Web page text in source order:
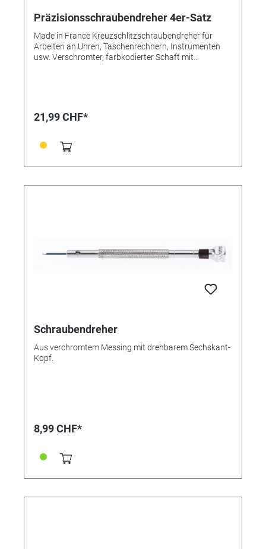
Präzisionsschraubendreher 4er-Satz
Made in France Kreuzschlitzschraubendreher für
Arbeiten an Uhren, Taschenrechnern, Instrumenten
usw. Verschromter, farbkodierter Schaft mit
21,99 CHF*
Schraubendreher
Aus verchromtem Messing mit drehbarem Sechskant-
Kopf.
8,99 CHF*